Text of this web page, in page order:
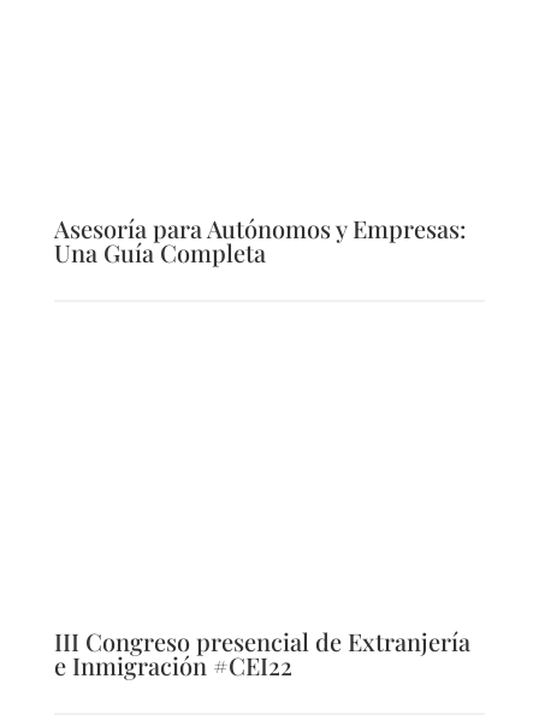
Asesoría para Autónomos y Empresas:
Una Guía Completa
III Congreso presencial de Extranjería
e Inmigración #CEI22